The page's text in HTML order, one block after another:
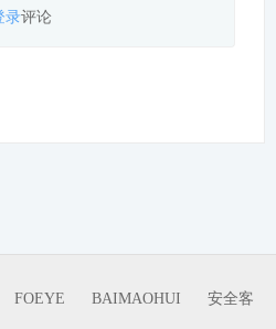
录评论
FOEYE BAIMAOHUI 安全客